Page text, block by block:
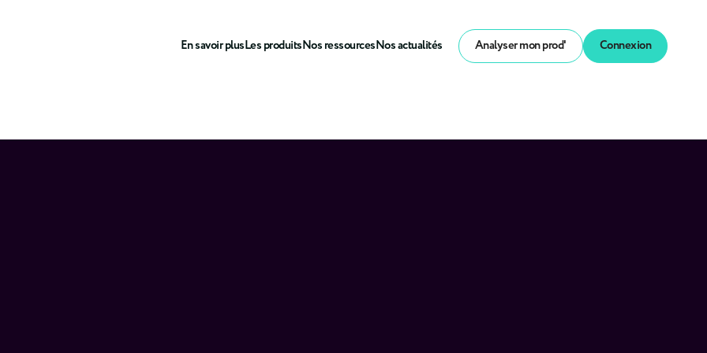
En savoir plusLes produitsNos ressourcesNos actualités Analyser mon prod' Connexion